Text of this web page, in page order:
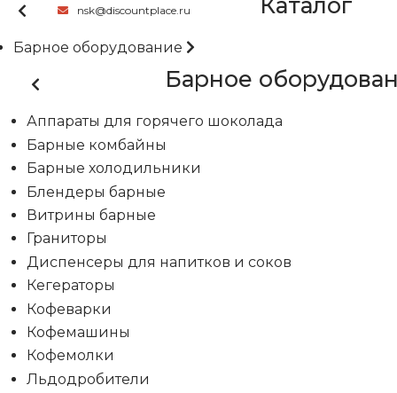
nsk@discountplace.ru Каталог
Барное оборудование
Барное
Аппараты для горячего шоколада
Барные комбайны
Барные холодильники
Блендеры барные
Витрины барные
Граниторы
Диспенсеры для напитков и соков
Кегераторы
Кофеварки
Кофемашины
Кофемолки
Льдодробители